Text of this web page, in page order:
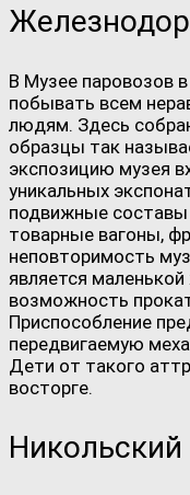
В Музее паровозов
побывать всем
людям. Здесь
образцы так
экспозицию музея
уникальных
подвижные
товарные вагоны,
неповторимость
является
возможность
Приспособление
передвигаемую
Дети от такого
восторге.